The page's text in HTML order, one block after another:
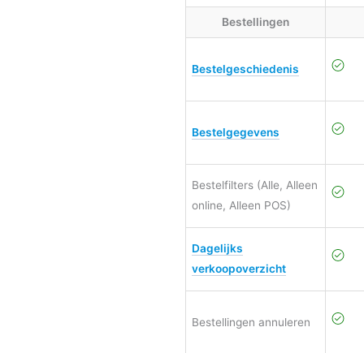
Bestellingen
Bestelgeschiedenis
Bestelgegevens
Bestelfilters (Alle, Alleen
online, Alleen POS)
Dagelijks
verkoopoverzicht
Bestellingen annuleren